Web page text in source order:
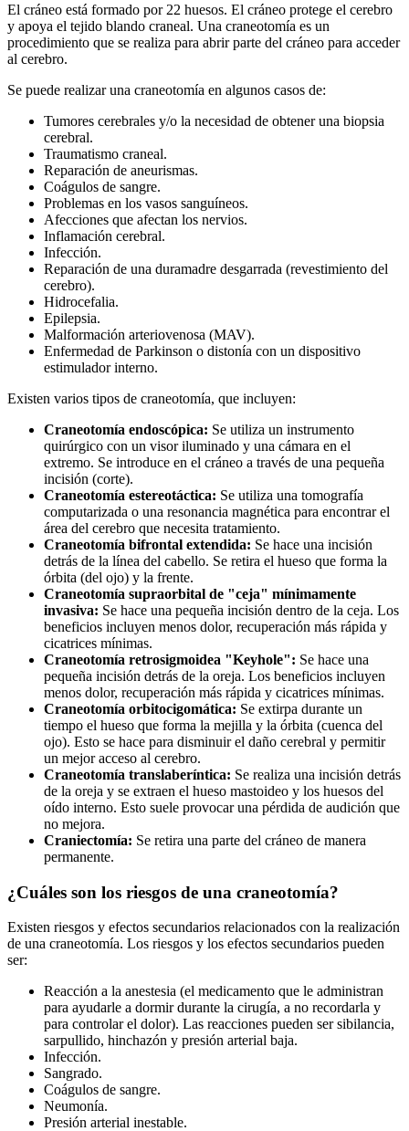
El cráneo está formado por 22 huesos. El cráneo protege el cerebro
y apoya el tejido blando craneal. Una craneotomía es un
procedimiento que se realiza para abrir parte del cráneo para acceder
al cerebro.
Se puede realizar una craneotomía en algunos casos de:
Tumores cerebrales y/o la necesidad de obtener una biopsia
cerebral.
Traumatismo craneal.
Reparación de aneurismas.
Coágulos de sangre.
Problemas en los vasos sanguíneos.
Afecciones que afectan los nervios.
Inflamación cerebral.
Infección.
Reparación de una duramadre desgarrada (revestimiento del
cerebro).
Hidrocefalia.
Epilepsia.
Malformación arteriovenosa (MAV).
Enfermedad de Parkinson o distonía con un dispositivo
estimulador interno.
Existen varios tipos de craneotomía, que incluyen:
Craneotomía endoscópica: Se utiliza un instrumento
quirúrgico con un visor iluminado y una cámara en el
extremo. Se introduce en el cráneo a través de una pequeña
incisión (corte).
Craneotomía estereotáctica: Se utiliza una tomografía
computarizada o una resonancia magnética para encontrar el
área del cerebro que necesita tratamiento.
Craneotomía bifrontal extendida: Se hace una incisión
detrás de la línea del cabello. Se retira el hueso que forma la
órbita (del ojo) y la frente.
Craneotomía supraorbital de "ceja" mínimamente
invasiva: Se hace una pequeña incisión dentro de la ceja. Los
beneficios incluyen menos dolor, recuperación más rápida y
cicatrices mínimas.
Craneotomía retrosigmoidea "Keyhole": Se hace una
pequeña incisión detrás de la oreja. Los beneficios incluyen
menos dolor, recuperación más rápida y cicatrices mínimas.
Craneotomía orbitocigomática: Se extirpa durante un
tiempo el hueso que forma la mejilla y la órbita (cuenca del
ojo). Esto se hace para disminuir el daño cerebral y permitir
un mejor acceso al cerebro.
Craneotomía translaberíntica: Se realiza una incisión detrás
de la oreja y se extraen el hueso mastoideo y los huesos del
oído interno. Esto suele provocar una pérdida de audición que
no mejora.
Craniectomía: Se retira una parte del cráneo de manera
permanente.
¿Cuáles son los riesgos de una craneotomía?
Existen riesgos y efectos secundarios relacionados con la realización
de una craneotomía. Los riesgos y los efectos secundarios pueden
ser:
Reacción a la anestesia (el medicamento que le administran
para ayudarle a dormir durante la cirugía, a no recordarla y
para controlar el dolor). Las reacciones pueden ser sibilancia,
sarpullido, hinchazón y presión arterial baja.
Infección.
Sangrado.
Coágulos de sangre.
Neumonía.
Presión arterial inestable.